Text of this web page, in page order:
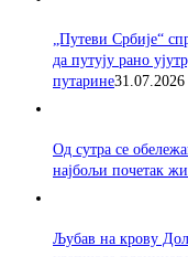
„Путеви Србије“
да путују рано
путарине31.07.2026
Од сутра се
најбољи почетак
Љубав на крову